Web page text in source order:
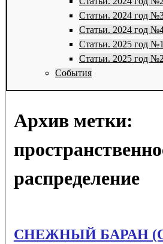
Статьи. 2024 год
Статьи. 2024 год
Статьи. 2025 год №1
Статьи. 2025 год №2
События
Архив метки:
распределение
СНЕЖНЫЙ БАРАН